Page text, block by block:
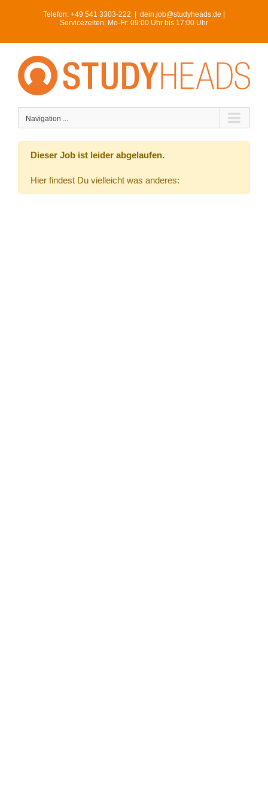
Telefon: +49 541 3303-222
dein.job@studyheads.de |
Servicezeiten: Mo-Fr: 09:00 Uhr bis 17:00 Uhr
Navigation ...
Dieser Job ist leider abgelaufen.
Hier findest Du vielleicht was anderes: